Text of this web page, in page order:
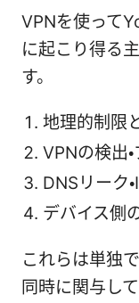
VPNを使って
に起こり得る
す。
地理的制限
VPNの検出
DNSリーク
デバイス側
これらは単独
同時に関与し